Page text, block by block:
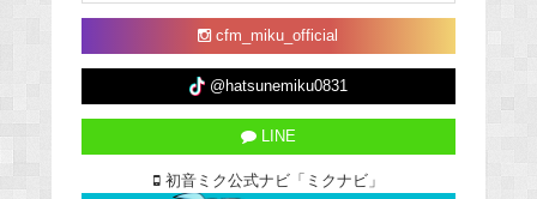
cfm_miku_official
@hatsunemiku0831
LINE
初音ミク公式ナビ「ミクナビ」